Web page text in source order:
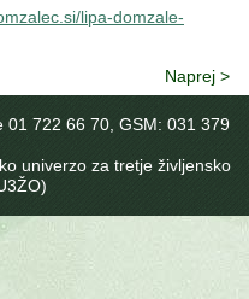
lipa-domzale-
Naprej >
01 722 66 70, GSM: 031 379
univerzo za tretje življensko